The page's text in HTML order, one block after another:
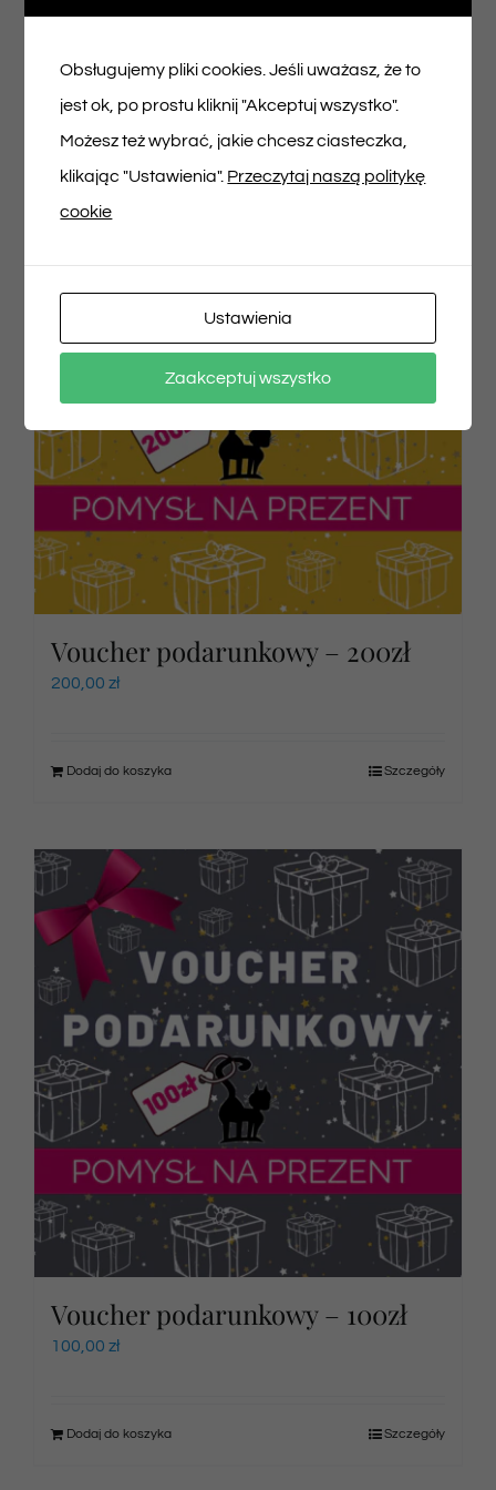
150,00zł
Dodaj do koszyka Szczegóły
Voucher podarunkowy – 200zł
200,00 zł
Dodaj do koszyka Szczegóły
Voucher podarunkowy – 100zł
100,00 zł
Dodaj do koszyka Szczegóły
Obsługujemy pliki cookies. Jeśli uważasz, że to
jest ok, po prostu kliknij "Akceptuj wszystko".
Możesz też wybrać, jakie chcesz ciasteczka,
klikając "Ustawienia". Przeczytaj naszą politykę
cookie
Ustawienia
Zaakceptuj wszystko